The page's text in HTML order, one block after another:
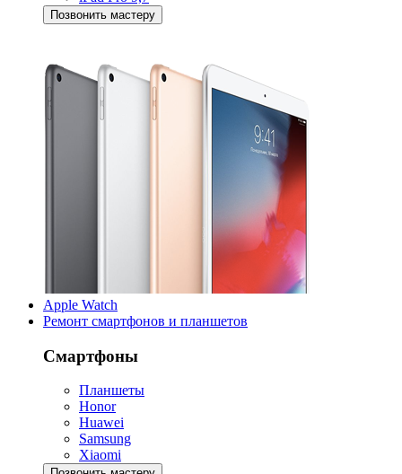
Позвонить мастеру
Apple Watch
Ремонт смартфонов и планшетов
Смартфоны
Планшеты
Honor
Huawei
Samsung
Xiaomi